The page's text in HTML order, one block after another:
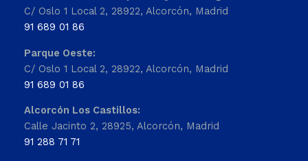
C/ Oslo 1 Local 2, 28922, Alcorcón, Madrid
91 689 01 86
Parque Oeste:
C/ Oslo 1 Local 2, 28922, Alcorcón, Madrid
91 689 01 86
Alcorcón Los Castillos:
Calle Jacinto 2, 28925, Alcorcón, Madrid
91 288 71 71